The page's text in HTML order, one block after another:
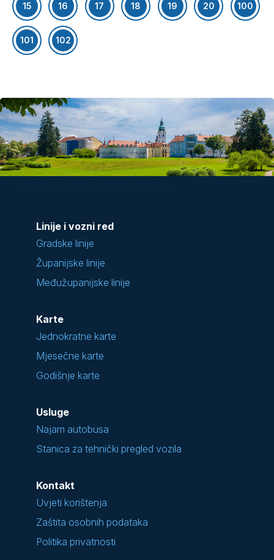
15 16 17 18 19 20 100
101 102
Linije i vozni red
Gradske linije
Županijske linije
Međužupanijske linije
Karte
Jednokratne karte
Mjesečne karte
Godišnje karte
Usluge
Najam autobusa
Stanica za tehnički pregled vozila
Kontakt
Uvjeti korištenja
Zaštita osobnih podataka
Politika privatnosti